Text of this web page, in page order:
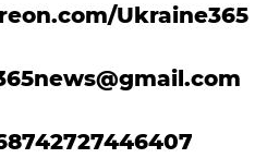
Ukraine365